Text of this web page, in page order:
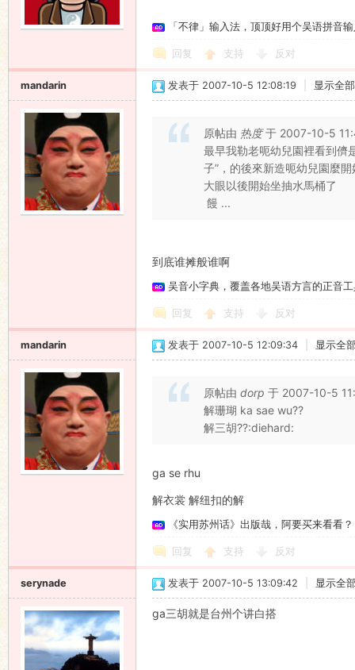
「不律」输入法，顶顶好用个吴语拼音
回复 支持 反对
mandarin 发表于 2007-10-5 12:08:19 显示全
原帖由 热度于 2007-10-5
最早我勒老呃幼兒園裡看到儕
子”，的後來新造呃幼兒園麼
大眼以後開始坐抽水馬桶了
饅 ...
到底谁摊般谁啊
吴音小字典，覆盖各地吴语方言的正音
回复 支持 反对
mandarin 发表于 2007-10-5 12:09:34 显示全
原帖由 dorp 于 2007-10-5
解珊瑚 ka sae wu??
解三胡??:diehard:
ga se rhu
解衣裳 解纽扣的解
《实用苏州话》出版哉，阿要买来看看？
回复 支持 反对
serynade 发表于 2007-10-5 13:09:42 显示全
ga三胡就是台州个讲白搭